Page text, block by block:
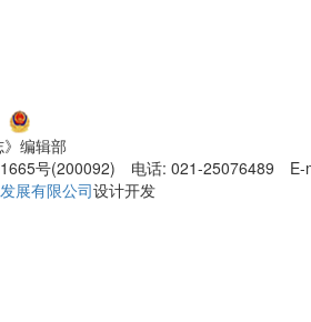
编辑部
1665号(200092) 电话: 021-25076489 E-
展有限公司设计开发